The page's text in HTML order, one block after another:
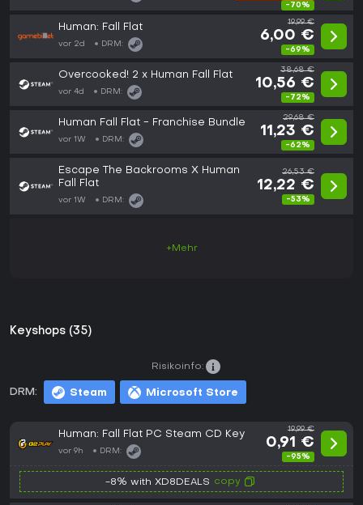
-70%
Human: Fall Flat
vor 2d DRM:
19,99 €
6,00 €
-69%
Overcooked! 2 x Human Fall Flat
vor 4d DRM:
38,68 €
10,56 €
-72%
Human Fall Flat - Franchise Bundle
vor 1W DRM:
29,68 €
11,23 €
-62%
Escape The Backrooms X Human
Fall Flat
vor 1W DRM:
26,53 €
12,22 €
-53%
+Mehr
Keyshops (35)
DRM: Steam Microsoft Store
Risikoinfo:
Human: Fall Flat PC Steam CD Key
vor 9h DRM:
19,99 €
0,91 €
-95%
-8% with XD8DEALS copy